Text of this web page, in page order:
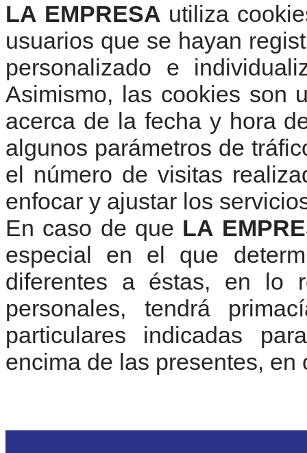
LA EMPRESA utiliza
usuarios que se hayan
personalizado e
Asimismo, las cookies son
acerca de la fecha y hora
algunos parámetros de
el número de visitas
enfocar y ajustar los
En caso de que LA
especial en el que
diferentes a éstas, en lo
personales, tendrá
particulares indicadas
encima de las presentes,